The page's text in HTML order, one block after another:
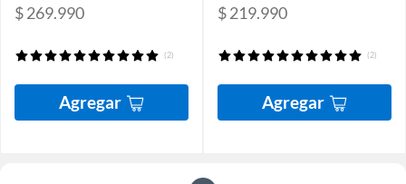
$ 269.990
(2)
Agregar
$ 219.990
(2)
Agregar